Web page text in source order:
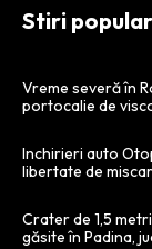
Stiri
Vreme severă în
portocalie de
Inchirieri auto
libertate de
Crater de 1,5
găsite în Padina,